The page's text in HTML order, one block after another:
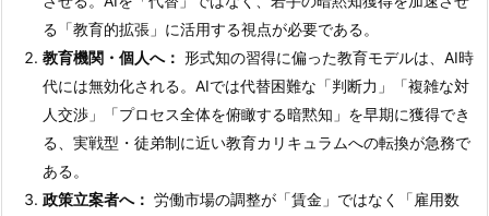
る「教育的拡張」に活用する視点が必要である。
教育機関・個人へ： 形式知の習得に偏った教育モデルは、AI時
代には無効化される。AIでは代替困難な「判断力」「複雑な対
人交渉」「プロセス全体を俯瞰する暗黙知」を早期に獲得でき
る、実戦型・徒弟制に近い教育カリキュラムへの転換が急務で
ある。
政策立案者へ： 労働市場の調整が「賃金」ではなく「雇用数